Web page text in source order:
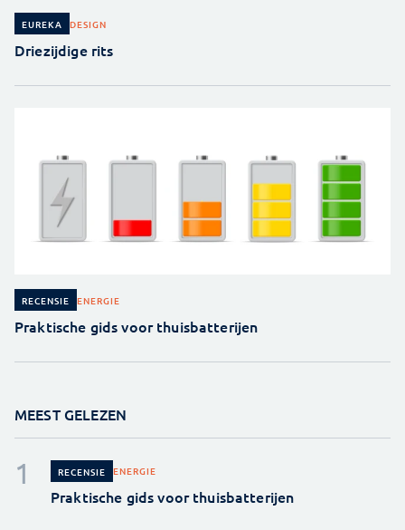
EUREKA DESIGN
Driezijdige rits
RECENSIE ENERGIE
Praktische gids voor thuisbatterijen
MEEST GELEZEN
RECENSIE ENERGIE
Praktische gids voor thuisbatterijen